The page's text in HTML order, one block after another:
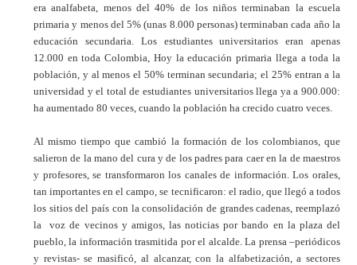
era analfabeta, menos del 40% de los niños terminaban la escuela
primaria y menos del 5% (unas 8.000 personas) terminaban cada año la
educación secundaria. Los estudiantes universitarios eran apenas
12.000 en toda Colombia, Hoy la educación primaria llega a toda la
población, y al menos el 50% terminan secundaria; el 25% entran a la
universidad y el total de estudiantes universitarios llega ya a 900.000:
ha aumentado 80 veces, cuando la población ha crecido cuatro veces.
Al mismo tiempo que cambió la formación de los colombianos, que
salieron de la mano del cura y de los padres para caer en la de maestros
y profesores, se transformaron los canales de información. Los orales,
tan importantes en el campo, se tecnificaron: el radio, que llegó a todos
los sitios del país con la consolidación de grandes cadenas, reemplazó
la voz de vecinos y amigos, las noticias por bando en la plaza del
pueblo, la información trasmitida por el alcalde. La prensa –periódicos
y revistas- se masificó, al alcanzar, con la alfabetización, a sectores